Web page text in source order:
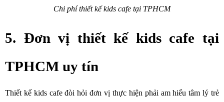
Chi phí thiết kế kids cafe tại TPHCM
5. Đơn vị thiết kế kids cafe tại
TPHCM uy tín
Thiết kế kids cafe đòi hỏi đơn vị thực hiện phải am hiểu tâm lý trẻ